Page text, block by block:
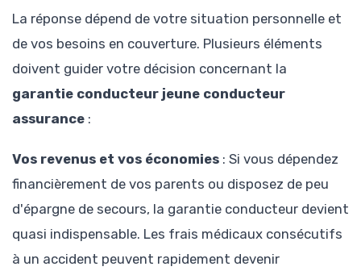
La réponse dépend de votre situation personnelle et
de vos besoins en couverture. Plusieurs éléments
doivent guider votre décision concernant la
garantie conducteur jeune conducteur
assurance :
Vos revenus et vos économies : Si vous dépendez
financièrement de vos parents ou disposez de peu
d'épargne de secours, la garantie conducteur devient
quasi indispensable. Les frais médicaux consécutifs
à un accident peuvent rapidement devenir